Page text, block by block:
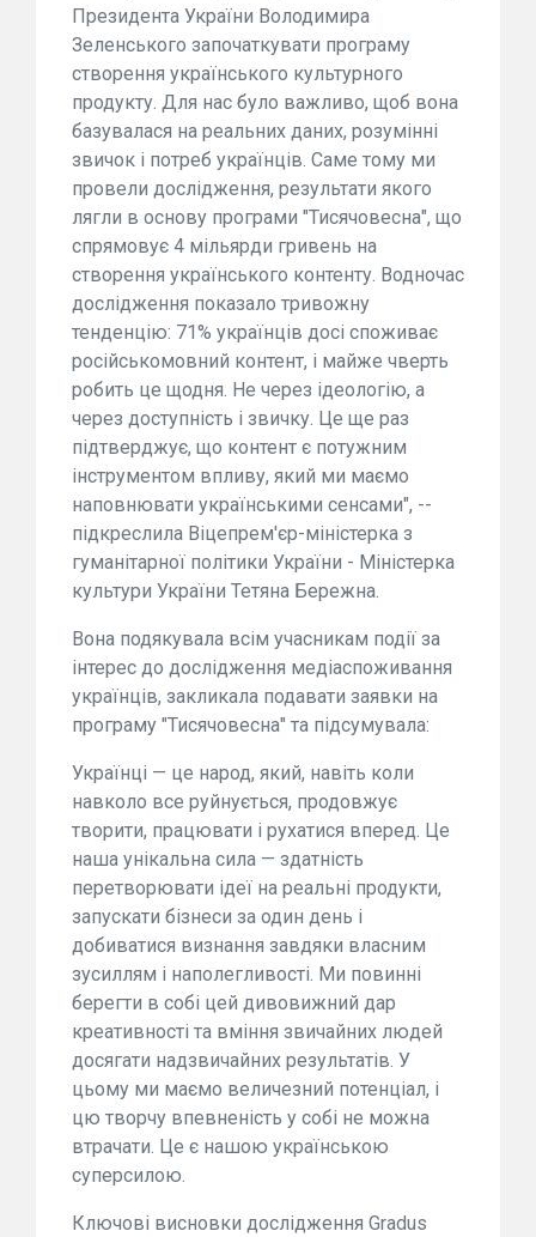
Президента України Володимира
Зеленського започаткувати програму
створення українського культурного
продукту. Для нас було важливо, щоб вона
базувалася на реальних даних, розумінні
звичок і потреб українців. Саме тому ми
провели дослідження, результати якого
лягли в основу програми "Тисячовесна", що
спрямовує 4 мільярди гривень на
створення українського контенту. Водночас
дослідження показало тривожну
тенденцію: 71% українців досі споживає
російськомовний контент, і майже чверть
робить це щодня. Не через ідеологію, а
через доступність і звичку. Це ще раз
підтверджує, що контент є потужним
інструментом впливу, який ми маємо
наповнювати українськими сенсами", --
підкреслила Віцепрем'єр-міністерка з
гуманітарної політики України - Міністерка
культури України Тетяна Бережна.
Вона подякувала всім учасникам події за
інтерес до дослідження медіаспоживання
українців, закликала подавати заявки на
програму "Тисячовесна" та підсумувала:
Українці — це народ, який, навіть коли
навколо все руйнується, продовжує
творити, працювати і рухатися вперед. Це
наша унікальна сила — здатність
перетворювати ідеї на реальні продукти,
запускати бізнеси за один день і
добиватися визнання завдяки власним
зусиллям і наполегливості. Ми повинні
берегти в собі цей дивовижний дар
креативності та вміння звичайних людей
досягати надзвичайних результатів. У
цьому ми маємо величезний потенціал, і
цю творчу впевненість у собі не можна
втрачати. Це є нашою українською
суперсилою.
Ключові висновки дослідження Gradus